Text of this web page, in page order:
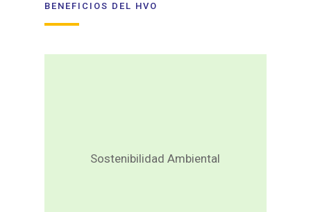
BENEFICIOS DEL HVO
Sostenibilidad Ambiental
disminuye la huella de